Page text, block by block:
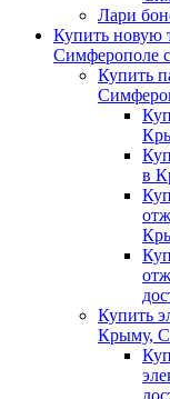
Лари
Купить новую
Симферополе
Купить
в
Купить
Крыму,